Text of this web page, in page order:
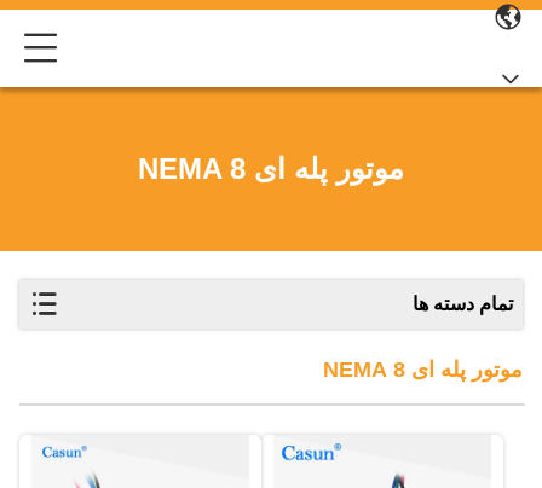
موتور پله ای NEMA 8
تمام دسته ها
موتور پله ای NEMA 8